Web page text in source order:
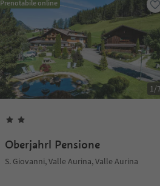
Prenotabile online
1/
Oberjahrl Pensione
S. Giovanni, Valle Aurina, Valle Aurina